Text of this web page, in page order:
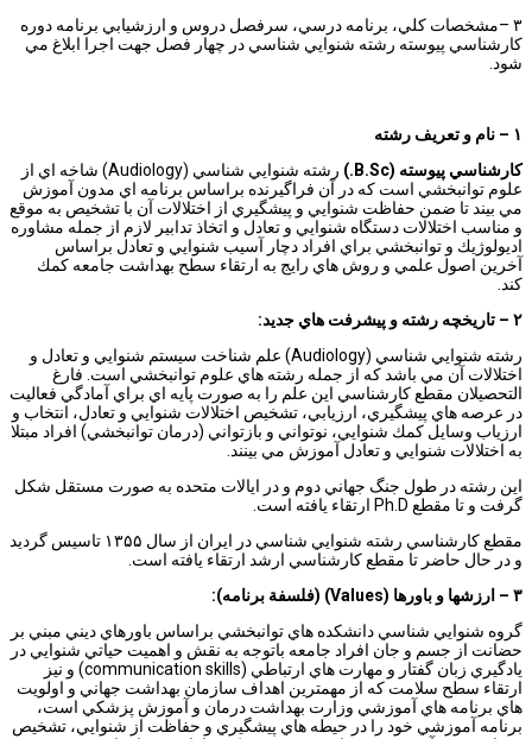
۳ –مشخصات كلي، برنامه درسي، سرفصل دروس و ارزشيابي برنامه دوره
كارشناسي پيوسته رشته شنوايي شناسي در چهار فصل جهت اجرا ابلاغ مي
شود.
۱ – نام و تعريف رشته
كارشناسي پيوسته (B.Sc.)
رشته شنوايي شناسي (Audiology) شاخه اي از
علوم توانبخشي است كه در آن فراگيرنده براساس برنامه اي مدون آموزش
مي بيند تا ضمن حفاظت شنوايي و پيشگيري از اختلالات آن با تشخيص به موقع
و مناسب اختلالات دستگاه شنوايي و تعادل و اتخاذ تدابير لازم از جمله مشاوره
اديولوژيك و توانبخشي براي افراد دچار آسيب شنوايي و تعادل براساس
آخرين اصول علمي و روش هاي رايج به ارتقاء سطح بهداشت جامعه كمك
كند.
۲ – تاريخچه رشته و پيشرفت هاي جديد:
رشته شنوايي شناسي (Audiology) علم شناخت سيستم شنوايي و تعادل و
اختلالات آن مي باشد كه از جمله رشته هاي علوم توانبخشي است. فارغ
التحصيلان مقطع كارشناسي اين علم را به صورت پايه اي براي آمادگي فعاليت
در عرصه هاي پيشگيري، ارزيابي، تشخيص اختلالات شنوايي و تعادل، انتخاب و
ارزياب وسايل كمك شنوايي، نوتواني و بازتواني (درمان توانبخشي) افراد مبتلا
به اختلالات شنوايي و تعادل آموزش مي بينند.
اين رشته در طول جنگ جهاني دوم و در ايالات متحده به صورت مستقل شكل
گرفت و تا مقطع Ph.D ارتقاء يافته است.
مقطع كارشناسي رشته شنوايي شناسي در ايران از سال ۱۳۵۵ تاسيس گرديد
و در حال حاضر تا مقطع كارشناسي ارشد ارتقاء يافته است.
۳ – ارزشها و باورها (Values)
(فلسفة برنامه):
گروه شنوايي شناسي دانشكده هاي توانبخشي براساس باورهاي ديني مبني بر
حضانت از جسم و جان افراد جامعه باتوجه به نقش و اهميت حياتي شنوايي در
يادگيري زبان گفتار و مهارت هاي ارتباطي (communication skills) و نيز
ارتقاء سطح سلامت كه از مهمترين اهداف سازمان بهداشت جهاني و اولويت
هاي برنامه هاي آموزشي وزارت بهداشت درمان و آموزش پزشكي است،
برنامه آموزشي خود را در حيطه هاي پيشگيري و حفاظت از شنوايي، تشخيص